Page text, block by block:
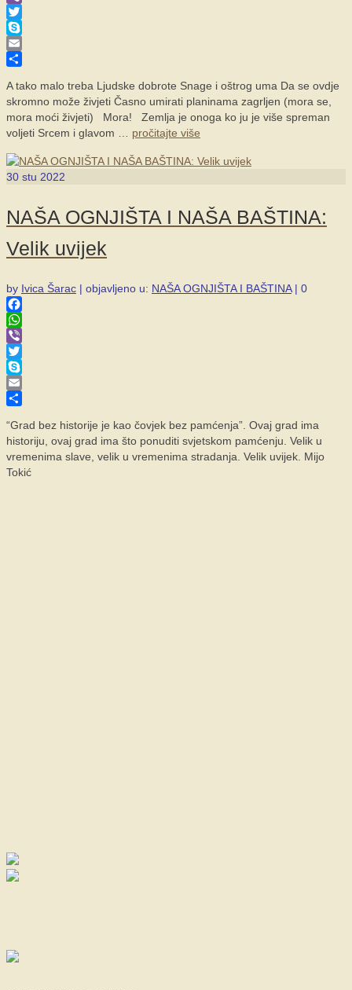
Viber
Twitter
Skype
Email
A tako malo treba Ljudske dobrote Snage i oštrog uma Da se ovdje
skromno može živjeti Časno umirati planinama zagrljen (mora se,
mora moći živjeti) Mora! Zemlja je onoga ko ju je više spreman
voljeti Srcem i glavom … pročitajte više
30 stu 2022
NAŠA OGNJIŠTA I NAŠA BAŠTINA:
Velik uvijek
by Ivica Šarac | objavljeno u: NAŠA OGNJIŠTA I BAŠTINA | 0
Facebook
WhatsApp
Viber
Twitter
Skype
Email
“Grad bez historije je kao čovjek bez pamćenja”. Ovaj grad ima
historiju, ovaj grad ima što ponuditi svjetskom pamćenju. Velik u
vremenima slave, velik u vremenima stradanja. Velik uvijek. Mijo
Tokić